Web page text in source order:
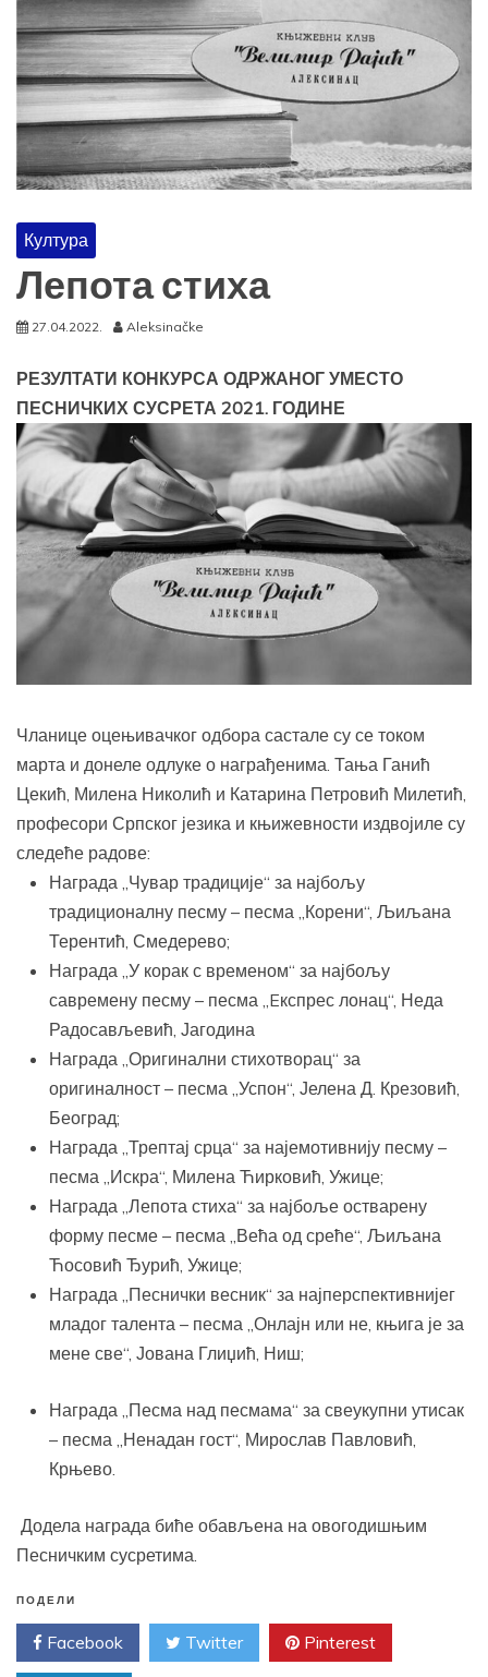
Култура
Лепота стиха
27.04.2022. Aleksinačke
РЕЗУЛТАТИ КОНКУРСА ОДРЖАНОГ УМЕСТО
ПЕСНИЧКИХ СУСРЕТА 2021. ГОДИНЕ
Чланице оцењивачког одбора састале су се током
марта и донеле одлуке о награђенима. Тања Ганић
Цекић, Милена Николић и Катарина Петровић Милетић,
професори Српског језика и књижевности издвојиле су
следеће радове:
Награда „Чувар традиције“ за најбољу
традиционалну песму – песма „Корени“, Љиљана
Терентић, Смедерево;
Награда „У корак с временом“ за најбољу
савремену песму – песма „Eкспрес лонац“, Неда
Радосављевић, Јагодина
Награда „Оригинални стихотворац“ за
оригиналност – песма „Успон“, Јелена Д. Крезовић,
Београд;
Награда „Трептај срца“ за најемотивнију песму –
песма „Искра“, Милена Ћирковић, Ужице;
Награда „Лепота стиха“ за најбоље остварену
форму песме – песма „Већа од среће“, Љиљана
Ћосовић Ђурић, Ужице;
Награда „Песнички весник“ за најперспективнијег
младог талента – песма „Онлајн или не, књига је за
мене све“, Јована Глиџић, Ниш;
Награда „Песма над песмама“ за свеукупни утисак
– песма „Ненадан гост“, Мирослав Павловић,
Крњево.
Додела награда биће обављена на овогодишњим
Песничким сусретима.
ПОДЕЛИ
Facebook Twitter Pinterest